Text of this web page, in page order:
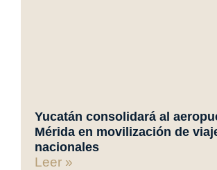
Yucatán consolidará al
Mérida en movilización de
nacionales
Leer »